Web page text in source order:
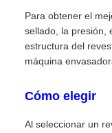
Para obtener el
sellado, la presión,
estructura del
máquina
Cómo elegir
Al seleccionar un